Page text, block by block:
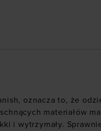
oznacza to, że
materiałów
i wytrzymały.